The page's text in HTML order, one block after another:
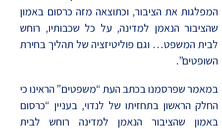
המפלגות את הציבור, וכתוצאה מזה כרסום באמון
שהציבור הנאמן למדינה, על כל שכבותיו, רוחש
לבית המשפט… וגם פוליטיזציה של תהליך בחירת
השופטים”.
במאמר שפרסמנו בכתב העת “משפטים” הראינו כי
החלק הראשון בתחזיתו של לנדוי, בעניין “כרסום
באמון שהציבור הנאמן למדינה רוחש לבית